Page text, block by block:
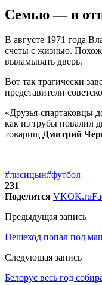
Семью — в
В августе 1971 года
счеты с жизнью.
выламывать дверь.
Вот так трагически
представители
«Друзья-спартаковцы
как из трубы повалил
товарищ Дмитрий
#лисицын#футбол
231
Поделится VKOK.ru
Предыдущая запись
Пешеход попал под
Следующая запись
Белорус весь год